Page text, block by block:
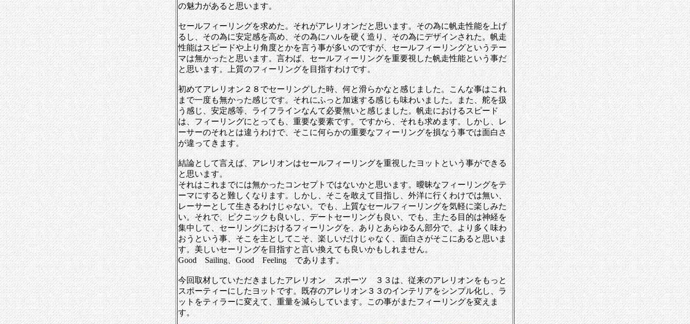
の魅力があると思います。
セールフィーリングを求めた。それがアレリオンだと思います。その為に帆走性能を上げ
るし、その為に安定感を高め、その為にハルを硬く造り、その為にデザインされた。帆走
性能はスピードや上り角度とかを言う事が多いのですが、セールフィーリングというテー
マは無かったと思います。言わば、セールフィーリングを重要視した帆走性能という事だ
と思います。上質のフィーリングを目指すわけです。
初めてアレリオン２８でセーリングした時、何と滑らかなと感じました。こんな事はこれ
まで一度も無かった感じです。それにふっと加速する感じも味わいました。また、舵を扱
う感じ、安定感等、ライフラインなんて必要無いと感じました。帆走におけるスピード
は、フィーリングにとっても、重要な要素です。ですから、それも求めます。しかし、レ
ーサーのそれとは違うわけで、そこに何らかの重要なフィーリングを損なう事では面白さ
が違ってきます。
結論として言えば、アレリオンはセールフィーリングを重視したヨットという事ができる
と思います。
それはこれまでには無かったコンセプトではないかと思います。曖昧なフィーリングをテ
ーマにすると難しくなります。しかし、そこを敢えて目指し、外洋に行くわけでは無い、
レーサーとして生きるわけじゃない。でも、上質なセールフィーリングを気軽に楽しみた
い。それで、ピクニックも良いし、デートセーリングも良い、でも、主たる目的は神経を
集中して、セーリングにおけるフィーリングを、ありとあらゆるん部分で、より多く味わ
おうという事、そこを主としてこそ、楽しいだけじゃなく、面白さがそこにあると思いま
す。美しいセーリングを目指すと言い換えても良いかもしれません。
Good Sailing、Good Feeling であります。
今回取材していただきましたアレリオン スポーツ ３３は、従来のアレリオンをもっと
スポーティーにしたヨットです。既存のアレリオン３３のインテリアをシンプル化し、ラ
ットをティラーに変えて、重量を減らしています。この事がまたフィーリングを変えま
す。